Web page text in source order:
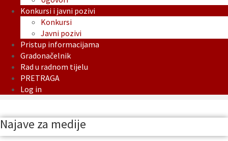
Konkursi i javni pozivi
Konkursi
Javni pozivi
Pristup informacijama
Gradonačelnik
Rad u radnom tijelu
PRETRAGA
Log in
Najave za medije